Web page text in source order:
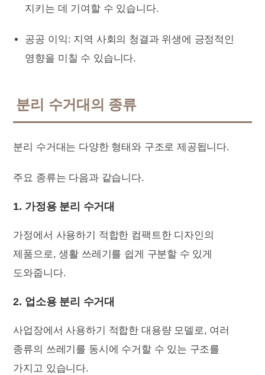
지키는 데 기여할 수 있습니다.
공공 이익: 지역 사회의 청결과 위생에 긍정적인
영향을 미칠 수 있습니다.
분리 수거대의 종류
분리 수거대는 다양한 형태와 구조로 제공됩니다.
주요 종류는 다음과 같습니다.
1. 가정용 분리 수거대
가정에서 사용하기 적합한 컴팩트한 디자인의
제품으로, 생활 쓰레기를 쉽게 구분할 수 있게
도와줍니다.
2. 업소용 분리 수거대
사업장에서 사용하기 적합한 대용량 모델로, 여러
종류의 쓰레기를 동시에 수거할 수 있는 구조를
가지고 있습니다.